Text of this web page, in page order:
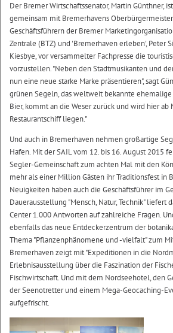
Der Bremer Wirtschaftssenator, Martin Günthner,
gemeinsam mit Bremerhavens
Geschäftsführern der Bremer
Zentrale (BTZ) und 'Bremerhaven erleben', Peter
Kiesbye, vor versammelter Fachpresse die
vorzustellen. "Neben den Stadtmusikanten und
nun eine neue starke Marke präsentieren", sagt
grünen Segeln, das weltweit bekannte ehemalige
Bier, kommt an die Weser zurück und wird hier ab
Restaurantschiff liegen."
Und auch in Bremerhaven nehmen großartige
Hafen. Mit der SAIL vom 12. bis 16. August 2015
Segler-Gemeinschaft zum achten Mal mit den
mehr als einer Million Gästen ihr Traditionsfest in
Neuigkeiten haben auch die Geschäftsführer im
Dauerausstellung "Mensch, Natur, Technik" liefert
Center 1.000 Antworten auf zahlreiche Fragen.
ebenfalls das neue Entdeckerzentrum der
Thema "Pflanzenphänomene und -vielfalt" zum
Bremerhaven zeigt mit "Expeditionen in die
Erlebnisausstellung über die Faszination der
Fischwirtschaft. Und mit dem Nordseehotel, den
der Seenotretter und einem Mega-Geocaching-
aufgefrischt.